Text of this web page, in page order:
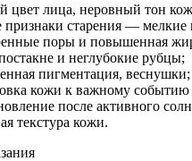
цвет лица, неровный тон
признаки старения —
поры и повышенная
и неглубокие рубцы;
пигментация, веснушки;
кожи к важному событию
после активного
текстура кожи.